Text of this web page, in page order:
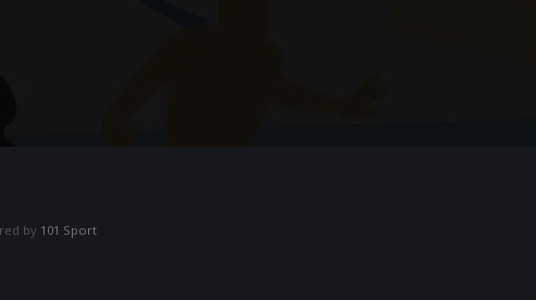
by 101 Sport